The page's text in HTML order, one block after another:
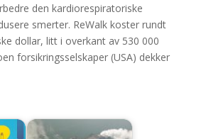
den kardiorespiratoriske
smerter. ReWalk koster rundt
dollar, litt i overkant av 530 000
forsikringsselskaper (USA) dekker